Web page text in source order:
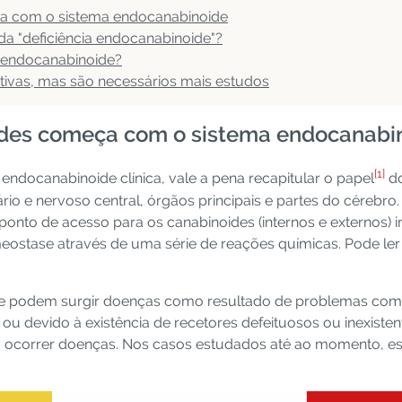
com o sistema endocanabinoide
"deficiência endocanabinoide"?
mas são necessários mais estudos
começa com o sistema
clínica, vale a pena recapitular o papel[1]
e nervoso central, órgãos principais e partes do
de acesso para os canabinoides (internos e
através de uma série de reações químicas. Pode
podem surgir doenças como resultado de problemas
devido à existência de recetores defeituosos ou
doenças. Nos casos estudados até ao momento,